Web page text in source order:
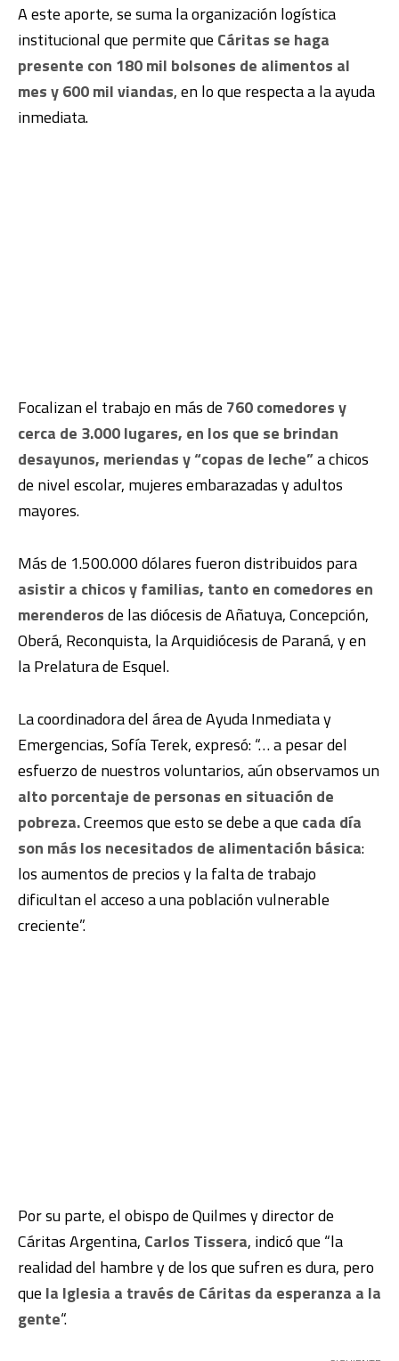
A este aporte, se suma la organización logística
institucional que permite que Cáritas se haga
presente con 180 mil bolsones de alimentos al
mes y 600 mil viandas, en lo que respecta a laayuda
inmediata.
Focalizan el trabajo en más de 760 comedores y
cerca de 3.000 lugares, en los que se brindan
desayunos, meriendas y “copas de leche”a chicos
de nivel escolar, mujeres embarazadas y adultos
mayores.
Más de 1.500.000 dólares fueron distribuidos para
asistir a chicos y familias, tanto en comedores en
merenderosde las diócesis de Añatuya, Concepción,
Oberá, Reconquista, la Arquidiócesis de Paraná, y en
la Prelatura de Esquel.
La coordinadora del área de Ayuda Inmediata y
Emergencias, Sofía Terek, expresó: “… a pesar del
esfuerzo de nuestros voluntarios, aún observamos un
alto porcentaje de personas en situación de
pobreza.Creemos que esto se debe a que cada día
son más los necesitados de alimentación básica:
los aumentos de precios y la falta de trabajo
dificultan el acceso a una población vulnerable
creciente”.
Por su parte, el obispo de Quilmes y director de
Cáritas Argentina, Carlos Tissera, indicó que “la
realidad del hambre y de los que sufren es dura, pero
que la Iglesia a través de Cáritas da esperanza a la
gente“.